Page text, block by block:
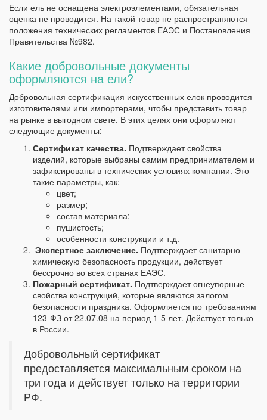
Если ель не оснащена электроэлементами, обязательная
оценка не проводится. На такой товар не распространяются
положения технических регламентов ЕАЭС и Постановления
Правительства №982.
Какие добровольные документы
оформляются на ели?
Добровольная сертификация искусственных елок проводится
изготовителями или импортерами, чтобы представить товар
на рынке в выгодном свете. В этих целях они оформляют
следующие документы:
Сертификат качества. Подтверждает свойства
изделий, которые выбраны самим предпринимателем и
зафиксированы в технических условиях компании. Это
такие параметры, как:
цвет;
размер;
состав материала;
пушистость;
особенности конструкции и т.д.
Экспертное заключение. Подтверждает санитарно-
химическую безопасность продукции, действует
бессрочно во всех странах ЕАЭС.
Пожарный сертификат. Подтверждает огнеупорные
свойства конструкций, которые являются залогом
безопасности праздника. Оформляется по требованиям
123-ФЗ от 22.07.08 на период 1-5 лет. Действует только
в России.
Добровольный сертификат
предоставляется максимальным сроком на
три года и действует только на территории
РФ.